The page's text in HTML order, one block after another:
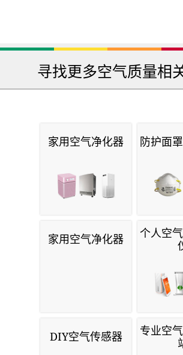
寻找更多空气质量相
家用空气净化器 防护面
家用空气净化器
个人空
DIY空气传感器
专业空